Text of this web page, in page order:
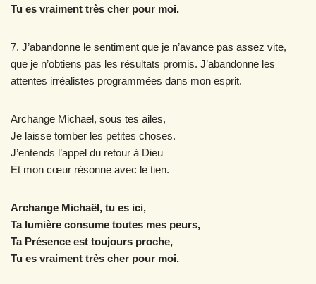
Tu es vraiment très cher pour moi.
7. J’abandonne le sentiment que je n’avance pas assez vite,
que je n’obtiens pas les résultats promis. J’abandonne les
attentes irréalistes programmées dans mon esprit.
Archange Michael, sous tes ailes,
Je laisse tomber les petites choses.
J’entends l’appel du retour à Dieu
Et mon cœur résonne avec le tien.
Archange Michaël, tu es ici,
Ta lumière consume toutes mes peurs,
Ta Présence est toujours proche,
Tu es vraiment très cher pour moi.